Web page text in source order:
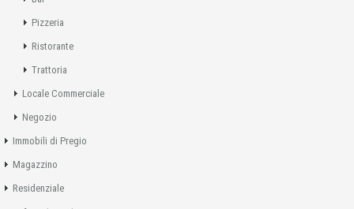
Pizzeria
Ristorante
Trattoria
Locale Commerciale
Negozio
Immobili di Pregio
Magazzino
Residenziale